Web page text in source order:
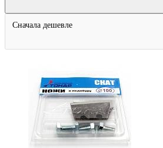
Сначала дешевле